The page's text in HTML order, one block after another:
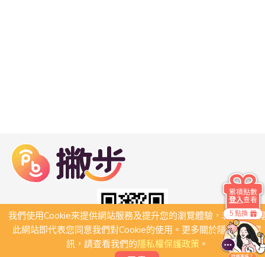
我們使用Cookie來提供網站服務及提升您的瀏覽體驗，若繼續瀏
此網站即代表您同意我們對Cookie的使用。更多關於隱私保護資
訊，請查看我們的隱私權保護政策。
5 點換
累積點數
登入查看